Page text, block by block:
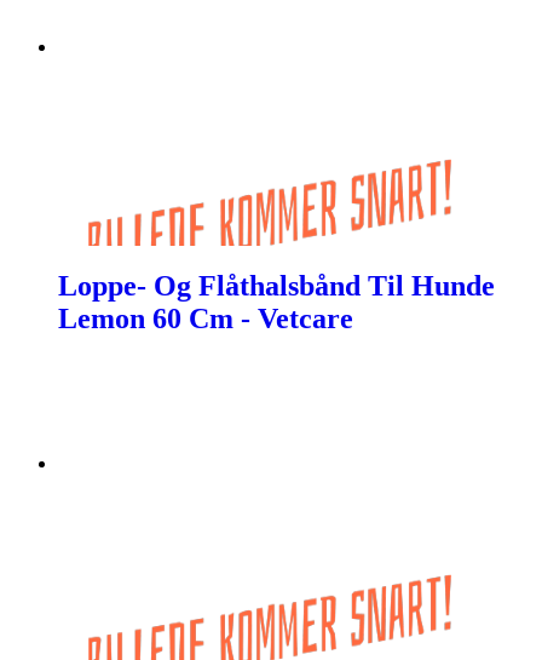
Loppe- Og Flåthalsbånd Til Hunde
Lemon 60 Cm - Vetcare